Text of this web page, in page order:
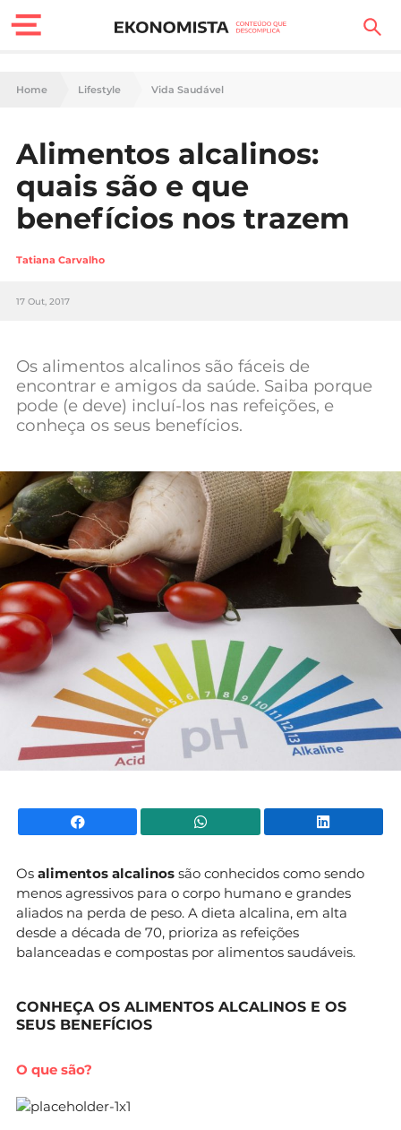
Finanças Pessoais
Carreira
Casa
Lifestyle
Sociedade
Negócios
Mundial 2026
Home Lifestyle Vida Saudável
Alimentos alcalinos:
quais são e que
benefícios nos trazem
Tatiana Carvalho
17 Out, 2017
Os alimentos alcalinos são fáceis de
encontrar e amigos da saúde. Saiba porque
pode (e deve) incluí-los nas refeições, e
conheça os seus benefícios.
Facebook WhatsApp
Os alimentos alcalinos são conhecidos como sendo
menos agressivos para o corpo humano e grandes
aliados na perda de peso. A dieta alcalina, em alta
desde a década de 70, prioriza as refeições
balanceadas e compostas por alimentos saudáveis.
CONHEÇA OS ALIMENTOS ALCALINOS E OS
SEUS BENEFÍCIOS
O que são?